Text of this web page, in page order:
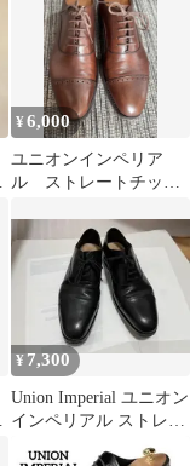
¥6,000
ユニオンインペリア
ル ストレートチッ
¥7,300
Union Imperial ユニオン
インペリアル ストレー
トチップ 革靴 黒